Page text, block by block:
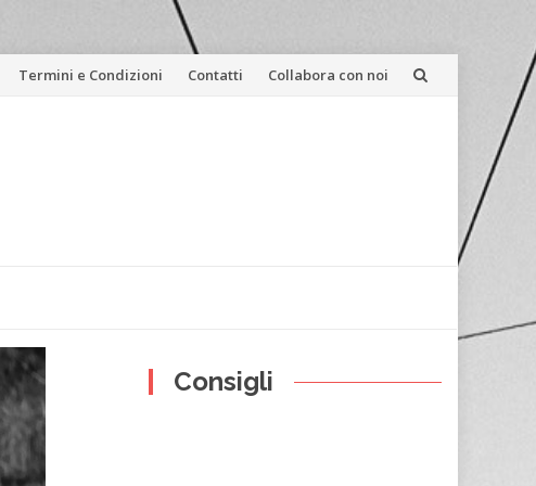
Termini e Condizioni Contatti Collabora con noi
Consigli